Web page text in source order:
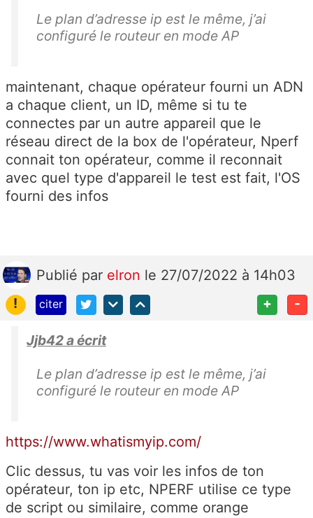
Le plan d’adresse ip est le même, j’ai
configuré le routeur en mode AP
maintenant, chaque opérateur fourni un ADN
a chaque client, un ID, même si tu te
connectes par un autre appareil que le
réseau direct de la box de l'opérateur, Nperf
connait ton opérateur, comme il reconnait
avec quel type d'appareil le test est fait, l'OS
fourni des infos
Publié par elron le 27/07/2022 à 14h03
!
citer + -
Jjb42 a écrit
Le plan d’adresse ip est le même, j’ai
configuré le routeur en mode AP
https://www.whatismyip.com/
Clic dessus, tu vas voir les infos de ton
opérateur, ton ip etc, NPERF utilise ce type
de script ou similaire, comme orange